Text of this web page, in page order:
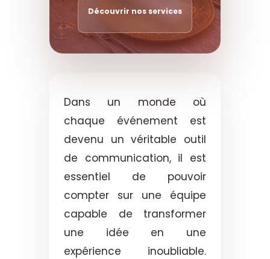
Découvrir nos services
Dans un monde où
chaque événement est
devenu un véritable outil
de communication, il est
essentiel de pouvoir
compter sur une équipe
capable de transformer
une idée en une
expérience inoubliable.